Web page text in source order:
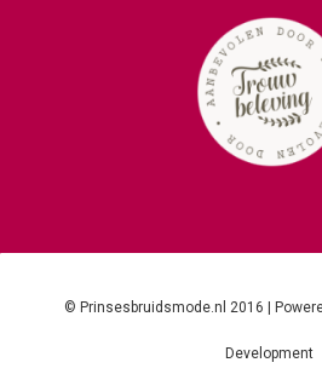
© Prinsesbruidsmode.nl 2016 |
Development